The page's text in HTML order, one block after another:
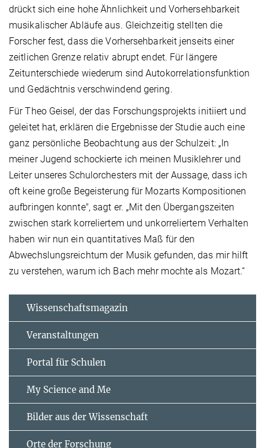
drückt sich eine hohe Ähnlichkeit und Vorhersehbarkeit
musikalischer Abläufe aus. Gleichzeitig stellten die
Forscher fest, dass die Vorhersehbarkeit jenseits einer
zeitlichen Grenze relativ abrupt endet. Für längere
Zeitunterschiede wiederum sind Autokorrelationsfunktion
und Gedächtnis verschwindend gering.
Für Theo Geisel, der das Forschungsprojekts initiiert und
geleitet hat, erklären die Ergebnisse der Studie auch eine
ganz persönliche Beobachtung aus der Schulzeit: „In
meiner Jugend schockierte ich meinen Musiklehrer und
Leiter unseres Schulorchesters mit der Aussage, dass ich
oft keine große Begeisterung für Mozarts Kompositionen
aufbringen konnte", sagt er. „Mit den Übergangszeiten
zwischen stark korreliertem und unkorreliertem Verhalten
haben wir nun ein quantitatives Maß für den
Abwechslungsreichtum der Musik gefunden, das mir hilft
zu verstehen, warum ich Bach mehr mochte als Mozart.“
Wissenschaftsmagazin
Veranstaltungen
Portal für Schulen
My Science and Me
Bilder aus der Wissenschaft
Orte der Forschung